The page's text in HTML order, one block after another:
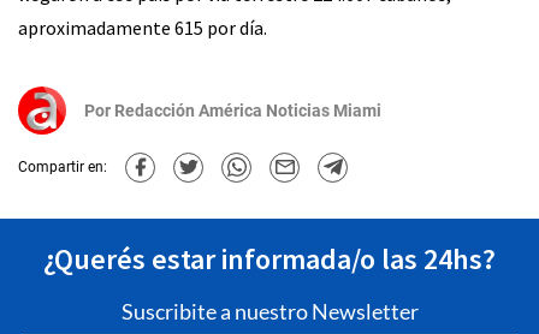
aproximadamente 615 por día.
Por Redacción América Noticias Miami
Compartir en:
¿Querés estar informada/o las 24hs?
Suscribite a nuestro Newsletter